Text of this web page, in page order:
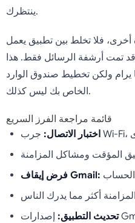
ينتظرك.
أخرى، فلا تخلط بين تطبيق يعمل
قد تمت أرشفة الرسائل فقط. هذا
ولكن تخطيط صندوق الوارد
الخاص بك ليس كذلك.
قائمة مراجعة الفرز السريع
اختبار الاتصال:
فرض إيقاف Gmail:
تحديث التطبيق: